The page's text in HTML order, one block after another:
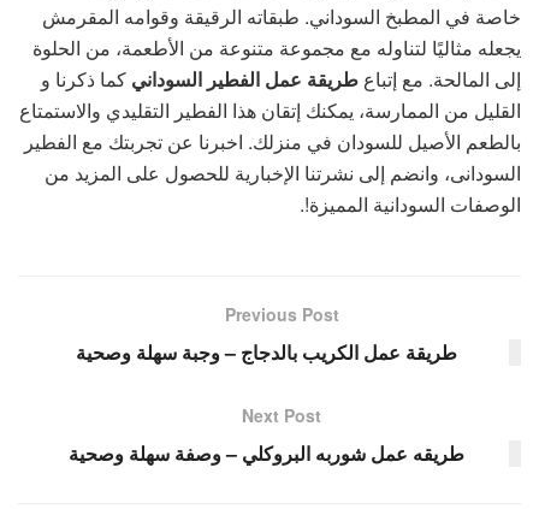
خاصة في المطبخ السوداني. طبقاته الرقيقة وقوامه المقرمش
يجعله مثاليًا لتناوله مع مجموعة متنوعة من الأطعمة، من الحلوة
إلى المالحة. مع إتباع طريقة عمل الفطير السوداني كما ذكرنا و
القليل من الممارسة، يمكنك إتقان هذا الفطير التقليدي والاستمتاع
بالطعم الأصيل للسودان في منزلك. اخبرنا عن تجربتك مع الفطير
السودانى، وانضم إلى نشرتنا الإخبارية للحصول على المزيد من
الوصفات السودانية المميزة!.
Previous Post
طريقة عمل الكريب بالدجاج – وجبة سهلة وصحية
Next Post
طريقه عمل شوربه البروكلي – وصفة سهلة وصحية